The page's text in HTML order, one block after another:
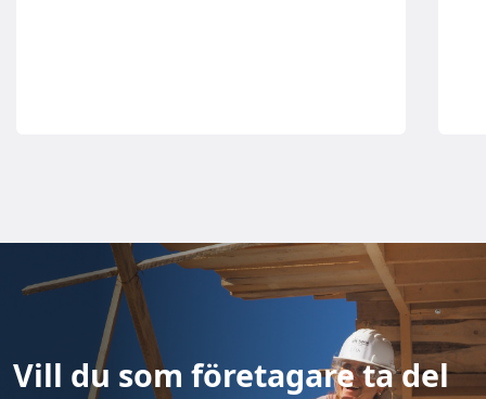
Vill du som företagare ta del